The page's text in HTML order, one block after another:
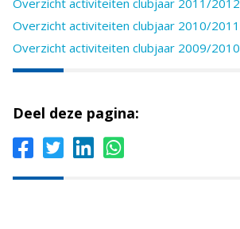
Overzicht activiteiten clubjaar 2010/2011
Overzicht activiteiten clubjaar 2009/2010
Deel deze pagina: